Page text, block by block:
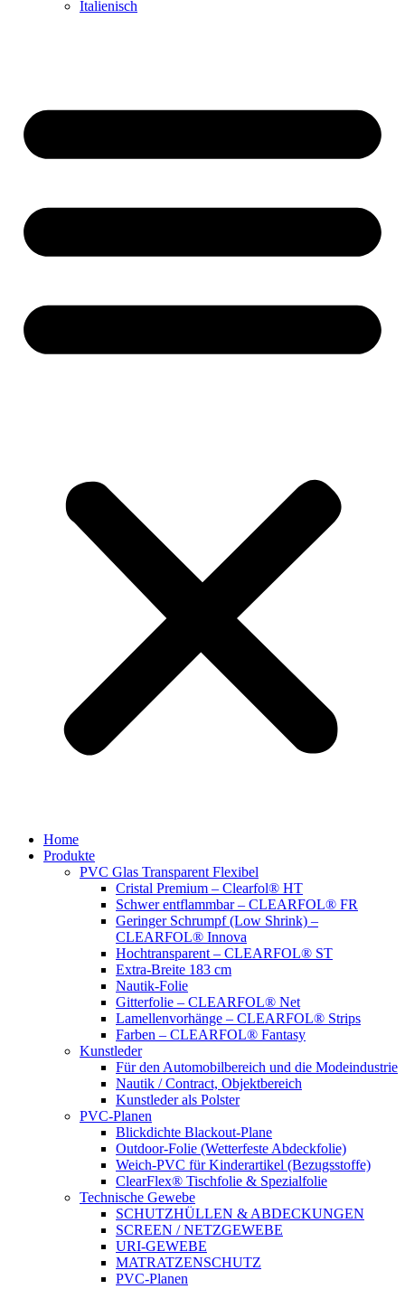
Home
Produkte
PVC Glas Transparent Flexibel
Cristal Premium – Clearfol® HT
Schwer entflammbar – CLEARFOL® FR
Geringer Schrumpf (Low Shrink) –
CLEARFOL® Innova
Hochtransparent – CLEARFOL® ST
Extra-Breite 183 cm
Nautik-Folie
Gitterfolie – CLEARFOL® Net
Lamellenvorhänge – CLEARFOL® Strips
Farben – CLEARFOL® Fantasy
Kunstleder
Für den Automobilbereich und die Modeindustrie
Nautik / Contract, Objektbereich
Kunstleder als Polster
PVC-Planen
Blickdichte Blackout-Plane
Outdoor-Folie (Wetterfeste Abdeckfolie)
Weich-PVC für Kinderartikel (Bezugsstoffe)
ClearFlex® Tischfolie & Spezialfolie
Technische Gewebe
SCHUTZHÜLLEN & ABDECKUNGEN
SCREEN / NETZGEWEBE
URI-GEWEBE
MATRATZENSCHUTZ
PVC-Planen